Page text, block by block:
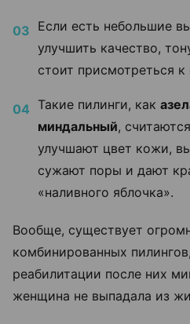
Если есть небольшие
улучшить качество,
стоит присмотреться к
Такие пилинги, как
миндальный,
улучшают цвет кожи,
сужают поры и дают
«наливного яблочка».
Вообще, существует
комбинированных
реабилитации после них
женщина не выпадала из